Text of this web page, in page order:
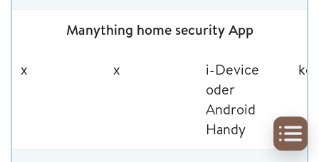
Manything home security App
x x
i-Device
oder
Android
Handy